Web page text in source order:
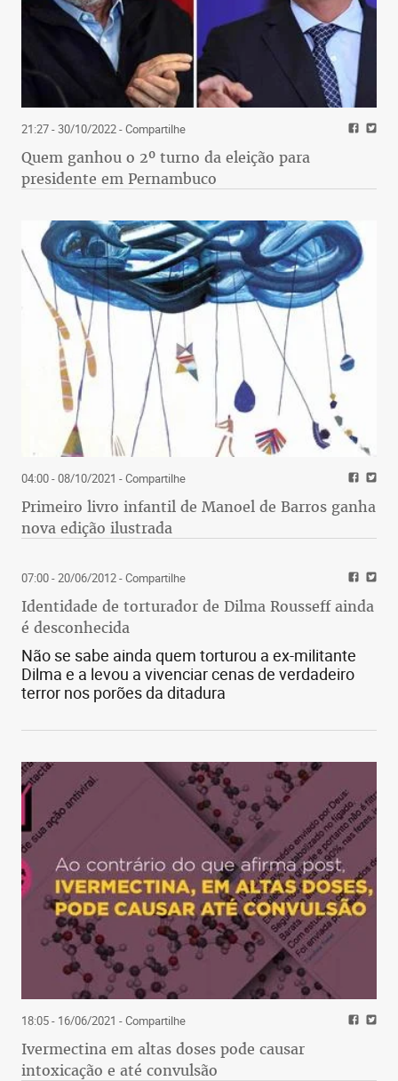
21:27 - 30/10/2022- Compartilhe
Quem ganhou o 2º turno da eleição para
presidente em Pernambuco
04:00 - 08/10/2021 - Compartilhe
Primeiro livro infantil de Manoel de Barros ganha
nova edição ilustrada
07:00 - 20/06/2012- Compartilhe
Identidade de torturador de Dilma Rousseff ainda
é desconhecida
Não se sabe ainda quem torturou a ex-militante
Dilma e a levou a vivenciar cenas de verdadeiro
terror nos porões da ditadura
18:05 - 16/06/2021 - Compartilhe
Ivermectina em altas doses pode causar
intoxicação e até convulsão